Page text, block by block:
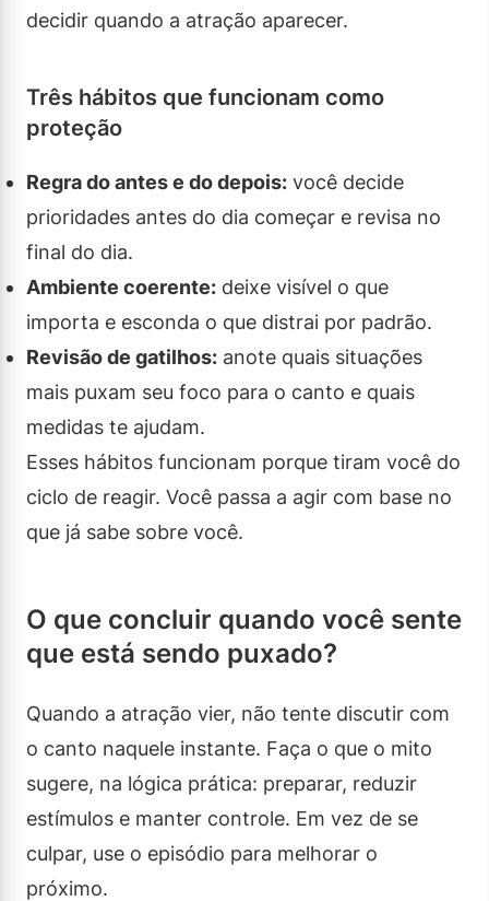
decidir quando a atração aparecer.
Três hábitos que funcionam como
proteção
Regra do antes e do depois: você decide
prioridades antes do dia começar e revisa no
final do dia.
Ambiente coerente: deixe visível o que
importa e esconda o que distrai por padrão.
Revisão de gatilhos: anote quais situações
mais puxam seu foco para o canto e quais
medidas te ajudam.
Esses hábitos funcionam porque tiram você do
ciclo de reagir. Você passa a agir com base no
que já sabe sobre você.
O que concluir quando você sente
que está sendo puxado?
Quando a atração vier, não tente discutir com
o canto naquele instante. Faça o que o mito
sugere, na lógica prática: preparar, reduzir
estímulos e manter controle. Em vez de se
culpar, use o episódio para melhorar o
próximo.